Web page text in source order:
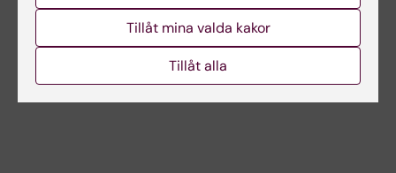
Dela
Tillåt mina valda kakor
Tillåt alla